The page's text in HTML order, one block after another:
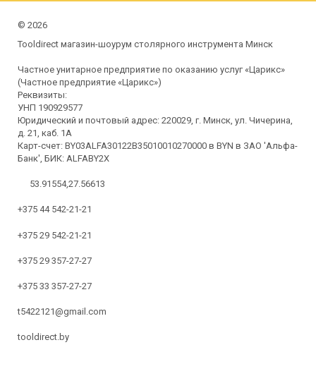
© 2026
Tooldirect магазин-шоурум столярного инструмента Минск
Частное унитарное предприятие по оказанию услуг «Царикс»
(Частное предприятие «Царикс»)
Реквизиты:
УНП 190929577
Юридический и почтовый адрес: 220029, г. Минск, ул. Чичерина,
д. 21, каб. 1А
Карт-счет: BY03ALFA30122B35010010270000 в BYN в ЗАО 'Альфа-
Банк', БИК: ALFABY2X
53.91554,27.56613
+375 44 542-21-21
+375 29 542-21-21
+375 29 357-27-27
+375 33 357-27-27
t5422121@gmail.com
tooldirect.by